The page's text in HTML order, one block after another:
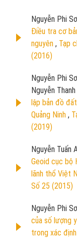
Nguyễn Phi
Điều tra cơ
nguyên , Tạp
(2016)
Nguyễn Phi
Nguyễn Thanh
lập bản đồ
Quảng Ninh ,
(2019)
Nguyễn Tuấn
Geoid cục bộ
lãnh thổ Việt
Số 25 (2015)
Nguyễn Phi
của số lượng
trong xác